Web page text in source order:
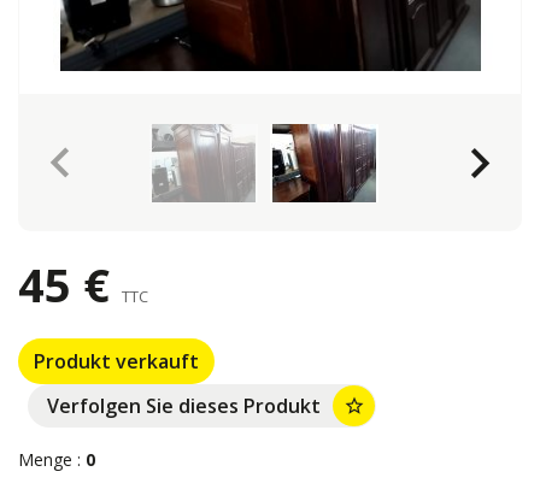
keyboard_arrow_left keyboard_arrow_right
45 € TTC
Produkt verkauft
Verfolgen Sie dieses Produkt
star_border
Menge : 0